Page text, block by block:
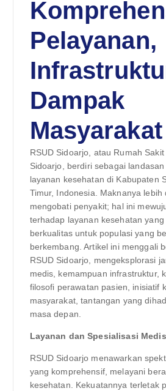
Pelayanan,
Dampak
Masyarakat
RSUD Sidoarjo, atau Rumah
Sidoarjo, berdiri sebagai
layanan kesehatan di Kabupaten
Timur, Indonesia. Maknanya lebih
mengobati penyakit; hal ini
terhadap layanan kesehatan
berkualitas untuk populasi yang
berkembang. Artikel ini menggali
RSUD Sidoarjo, mengeksplorasi
medis, kemampuan infrastruktur,
filosofi perawatan pasien, inisiatif
masyarakat, tantangan yang
masa depan.
Layanan dan Spesialisasi
RSUD Sidoarjo menawarkan
yang komprehensif, melayani
kesehatan. Kekuatannya terletak